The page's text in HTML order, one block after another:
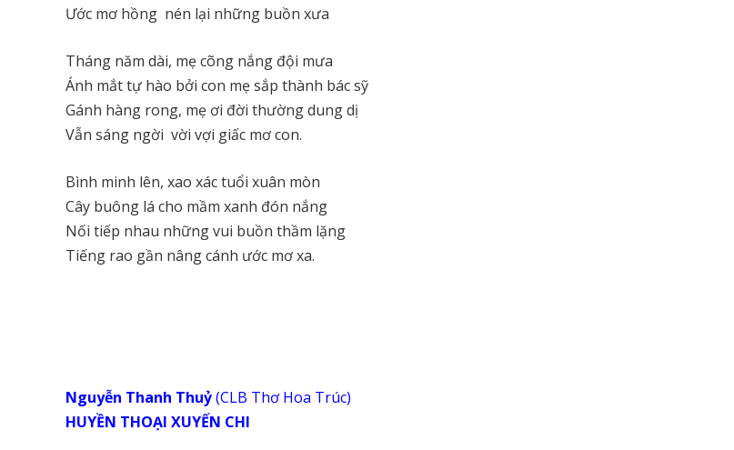
Ước mơ hồng nén lại những buồn xưa
Tháng năm dài, mẹ cõng nắng đội mưa
Ánh mắt tự hào bởi con mẹ sắp thành bác sỹ
Gánh hàng rong, mẹ ơi đời thường dung dị
Vẫn sáng ngời vời vợi giấc mơ con.
Bình minh lên, xao xác tuổi xuân mòn
Cây buông lá cho mầm xanh đón nắng
Nối tiếp nhau những vui buồn thầm lặng
Tiếng rao gần nâng cánh ước mơ xa.
Nguyễn Thanh Thuỷ(CLB Thơ Hoa Trúc)
HUYỀN THOẠI XUYẾN CHI